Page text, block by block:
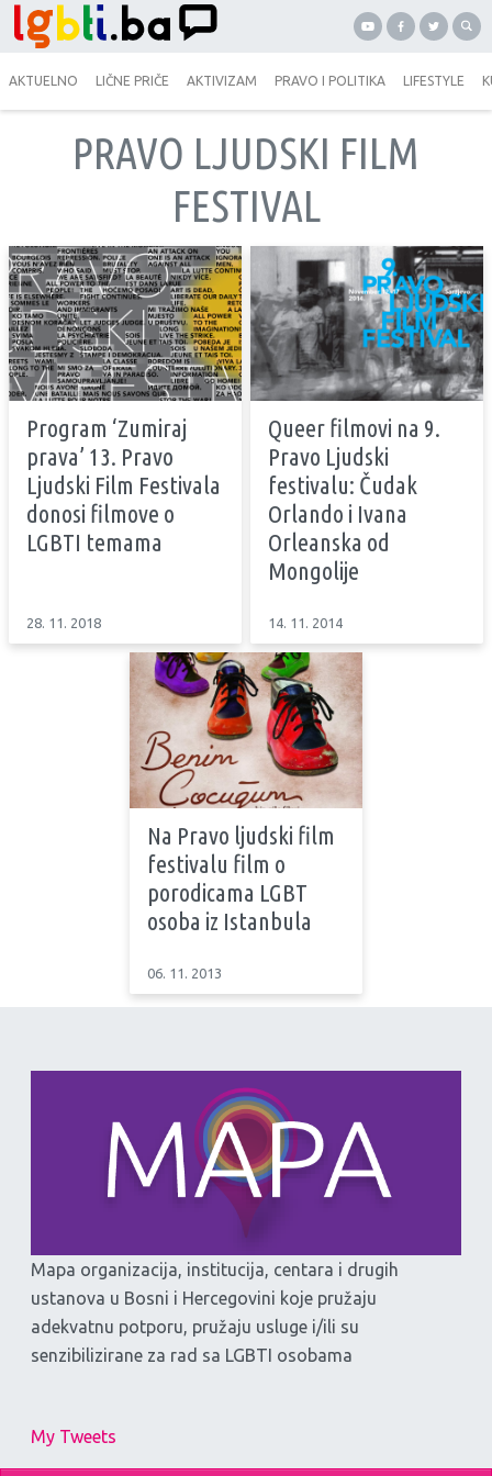
AKTUELNO LIČNE PRIČE AKTIVIZAM PRAVO I POLITIKA LIFESTYLE
PRAVO LJUDSKI FILM
FESTIVAL
Program ‘Zumiraj
prava’ 13. Pravo
Ljudski Film Festivala
donosi filmove o
LGBTI temama
28. 11. 2018
Queer filmovi na 9.
Pravo Ljudski
festivalu: Čudak
Orlando i Ivana
Orleanska od
Mongolije
14. 11. 2014
Na Pravo ljudski film
festivalu film o
porodicama LGBT
osoba iz Istanbula
06. 11. 2013
Mapa organizacija, institucija, centara i drugih
ustanova u Bosni i Hercegovini koje pružaju
adekvatnu potporu, pružaju usluge i/ili su
senzibilizirane za rad sa LGBTI osobama
My Tweets